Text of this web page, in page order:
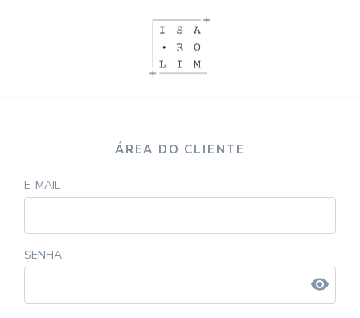
ÁREA DO CLIENTE
E-MAIL
SENHA
visibility